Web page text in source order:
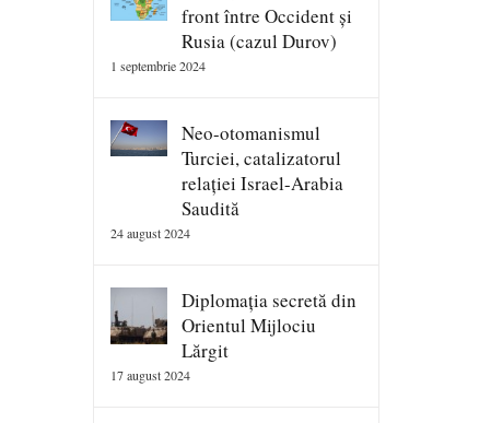
front între Occident și
Rusia (cazul Durov)
1 septembrie 2024
Neo-otomanismul
Turciei, catalizatorul
relației Israel-Arabia
Saudită
24 august 2024
Diplomația secretă din
Orientul Mijlociu
Lărgit
17 august 2024